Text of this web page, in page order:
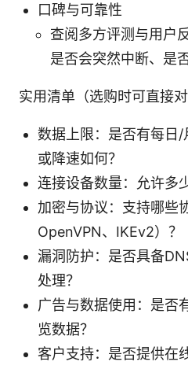
口碑与可靠性
查阅多方评测与用户
是否会突然中断、是
实用清单（选购时可直接对
数据上限：是否有每日
或降速如何？
连接设备数量：允许多
加密与协议：支持哪些
OpenVPN、IKEv2）？
漏洞防护：是否具备
处理？
广告与数据使用：是否
览数据？
客户支持：是否提供在